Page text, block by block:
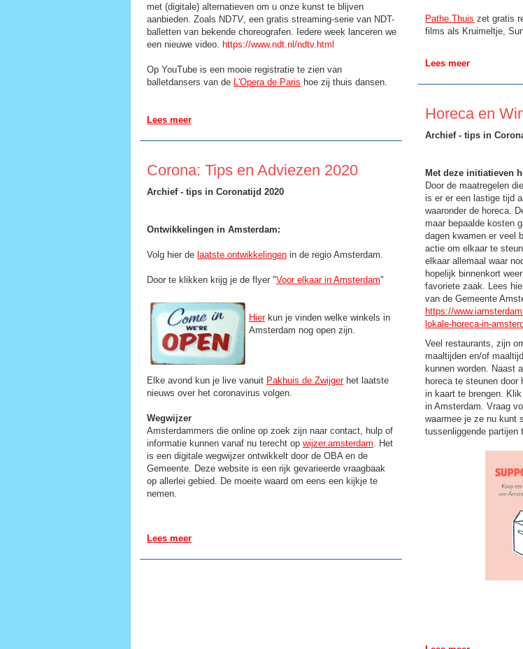
met (digitale) alternatieven om u onze kunst te blijven
aanbieden. Zoals NDTV, een gratis streaming-serie van NDT-
balletten van bekende choreografen. Iedere week lanceren we
een nieuwe video. https://www.ndt.nl/ndtv.html
Op YouTube is een mooie registratie te zien van
balletdansers van de L'Opera de Paris hoe zij thuis dansen.
Lees meer
Corona: Tips en Adviezen 2020
Archief - tips in Coronatijd 2020
Ontwikkelingen in Amsterdam:
Volg hier de laatste ontwikkelingen in de regio Amsterdam.
Door te klikken krijg je de flyer "Voor elkaar in Amsterdam"
Hierkun je vinden welke winkels in
Amsterdam nog open zijn.
Elke avond kun je live vanuit Pakhuis de Zwijgerhet laatste
nieuws over het coronavirus volgen.
Wegwijzer
Amsterdammers die online op zoek zijn naar contact, hulp of
informatie kunnen vanaf nu terecht op wijzer.amsterdam . Het
is een digitale wegwijzer ontwikkelt door de OBA en de
Gemeente. Deze website is een rijk gevarieerde vraagbaak
op allerlei gebied. De moeite waard om eens een kijkje te
nemen.
Lees meer
Pathe Thuis zet gratis
films als Kruimeltje,
Lees meer
Horeca en
Archief - tips in
Met deze initiatieven
Door de maatregelen
is er er een lastige tijd
waaronder de horeca.
maar bepaalde kosten
dagen kwamen er veel
actie om elkaar te
elkaar allemaal waar
hopelijk binnenkort
favoriete zaak. Lees
van de Gemeente
https://
lokale-horeca-in-
Veel restaurants, zijn
maaltijden en/of
kunnen worden. Naast
horeca te steunen
in kaart te brengen. Klik
in Amsterdam. Vraag
waarmee je ze nu kunt
tussenliggende partijen